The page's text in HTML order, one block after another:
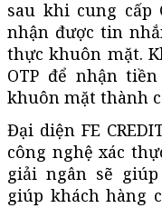
sau khi cung cấp
nhận được tin
thực khuôn mặt.
OTP để nhận
khuôn mặt thành
Đại diện FE
công nghệ xác
giải ngân sẽ
giúp khách hàng